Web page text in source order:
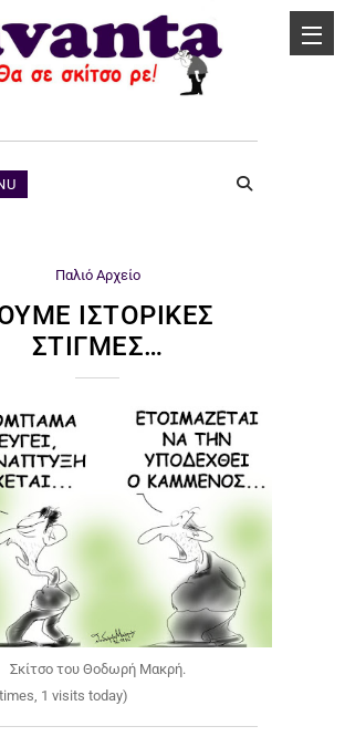
Παλιό Αρχείο
ΙΣΤΟΡΙΚΈΣ
ΣΤΙΓΜΈΣ…
Σκίτσο του Θοδωρή Μακρή.
1 visits today)